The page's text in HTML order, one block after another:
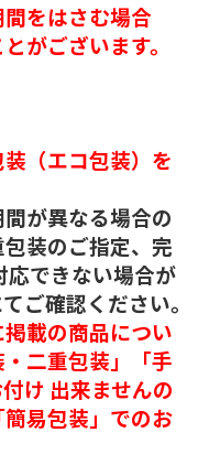
をはさむ場合
がございます。
（エコ包装）を
が異なる場合の
装のご指定、完
応できない場合が
ご確認ください。
載の商品につい
二重包装」「手
け 出来ませんの
易包装」でのお